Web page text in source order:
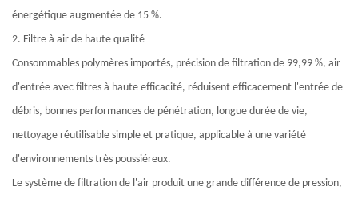
énergétique augmentée de 15 %.
2. Filtre à air de haute qualité
Consommables polymères importés, précision de filtration de 99,99 %, air
d'entrée avec filtres à haute efficacité, réduisent efficacement l'entrée de
débris, bonnes performances de pénétration, longue durée de vie,
nettoyage réutilisable simple et pratique, applicable à une variété
d'environnements très poussiéreux.
Le système de filtration de l'air produit une grande différence de pression,